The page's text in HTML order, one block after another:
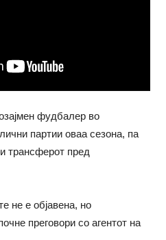
фудбалер во
партии оваа сезона, па
трансферот пред
не е објавена, но
преговори со агентот на